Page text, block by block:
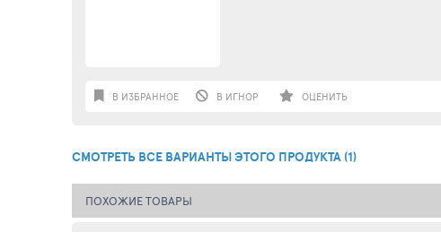
В ИЗБРАННОЕ В ИГНОР ОЦЕНИТЬ
СМОТРЕТЬ ВСЕ ВАРИАНТЫ ЭТОГО ПРОДУКТА (1)
ПОХОЖИЕ ТОВАРЫ